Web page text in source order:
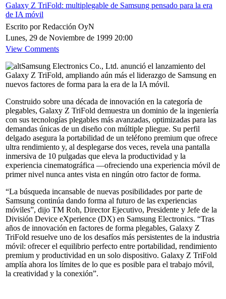
Galaxy Z TriFold: multiplegable de Samsung pensado para la era
de IA móvil
Escrito por Redacción OyN
Lunes, 29 de Noviembre de 1999 20:00
View Comments
Samsung Electronics Co., Ltd. anunció el lanzamiento del
Galaxy Z TriFold, ampliando aún más el liderazgo de Samsung en
nuevos factores de forma para la era de la IA móvil.
Construido sobre una década de innovación en la categoría de
plegables, Galaxy Z TriFold demuestra un dominio de la ingeniería
con sus tecnologías plegables más avanzadas, optimizadas para las
demandas únicas de un diseño con múltiple pliegue. Su perfil
delgado asegura la portabilidad de un teléfono premium que ofrece
ultra rendimiento y, al desplegarse dos veces, revela una pantalla
inmersiva de 10 pulgadas que eleva la productividad y la
experiencia cinematográfica —ofreciendo una experiencia móvil de
primer nivel nunca antes vista en ningún otro factor de forma.
“La búsqueda incansable de nuevas posibilidades por parte de
Samsung continúa dando forma al futuro de las experiencias
móviles”, dijo TM Roh, Director Ejecutivo, Presidente y Jefe de la
División Device eXperience (DX) en Samsung Electronics. “Tras
años de innovación en factores de forma plegables, Galaxy Z
TriFold resuelve uno de los desafíos más persistentes de la industria
móvil: ofrecer el equilibrio perfecto entre portabilidad, rendimiento
premium y productividad en un solo dispositivo. Galaxy Z TriFold
amplía ahora los límites de lo que es posible para el trabajo móvil,
la creatividad y la conexión”.